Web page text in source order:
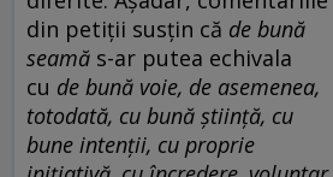
din petiții susțin că de bună
seamă s-ar putea echivala
cu de bună voie, de asemenea,
totodată, cu bună știință, cu
bune intenții, cu proprie